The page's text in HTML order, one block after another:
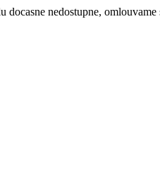
docasne nedostupne, omlouvame